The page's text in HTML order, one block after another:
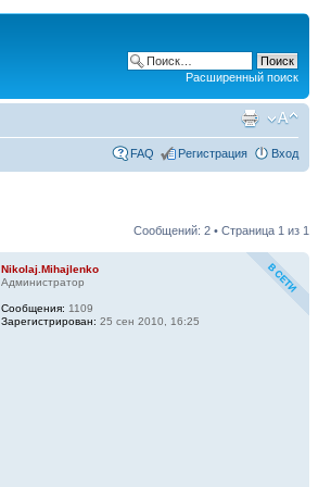
Расширенный поиск
FAQ Регистрация Вход
Сообщений: 2 • Страница 1 из 1
Nikolaj.Mihajlenko
Администратор
Сообщения: 1109
Зарегистрирован: 25 сен 2010, 16:25